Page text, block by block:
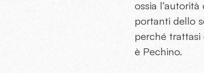
ossia
portanti dello
perché
è Pechino.